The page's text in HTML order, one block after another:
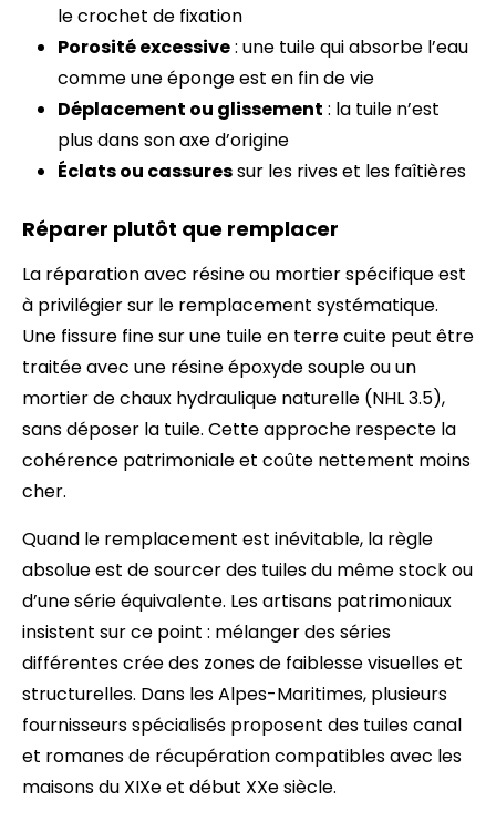
le crochet de fixation
Porosité excessive: une tuile qui absorbe l’eau
comme une éponge est en fin de vie
Déplacement ou glissement : la tuile n’est
plus dans son axe d’origine
Éclats ou cassuressur les rives et les faîtières
Réparer plutôt que remplacer
La réparation avec résine ou mortier spécifique est
à privilégier sur le remplacement systématique.
Une fissure fine sur une tuile en terre cuite peut être
traitée avec une résine époxyde souple ou un
mortier de chaux hydraulique naturelle (NHL 3.5),
sans déposer la tuile. Cette approche respecte la
cohérence patrimoniale et coûte nettement moins
cher.
Quand le remplacement est inévitable, la règle
absolue est de sourcer des tuiles du même stock ou
d’une série équivalente. Les artisans patrimoniaux
insistent sur ce point : mélanger des séries
différentes crée des zones de faiblesse visuelles et
structurelles. Dans les Alpes-Maritimes, plusieurs
fournisseurs spécialisés proposent des tuiles canal
et romanes de récupération compatibles avec les
maisons du XIXe et début XXe siècle.